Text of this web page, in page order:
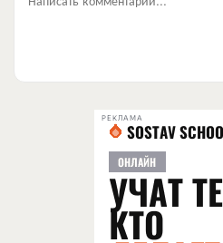
РЕКЛАМА